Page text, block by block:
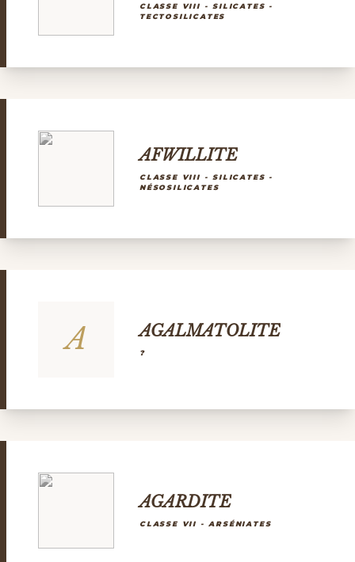
CLASSE VIII - SILICATES -
TECTOSILICATES
AFWILLITE
CLASSE VIII - SILICATES -
NÉSOSILICATES
A AGALMATOLITE
?
AGARDITE
CLASSE VII - ARSÉNIATES